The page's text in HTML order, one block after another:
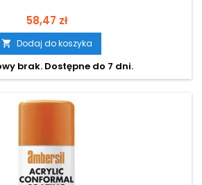
Cena
58,47 zł
 Dodaj do koszyka
brak. Dostępne do 7 dni.